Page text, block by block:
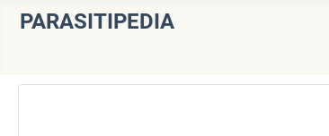
PARASITIPEDIA